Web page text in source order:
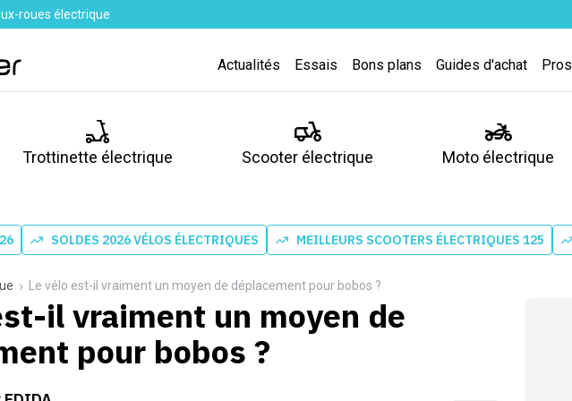
roues électrique
Actualités Essais Bons plans Guides d'achat Pros
Trottinette électrique Scooter électrique Moto électrique
SOLDES 2026 VÉLOS ÉLECTRIQUES MEILLEURS SCOOTERS ÉLECTRIQUES 125
Le vélo est-il vraiment un moyen de déplacement pour bobos ?
il vraiment un moyen de
pour bobos ?